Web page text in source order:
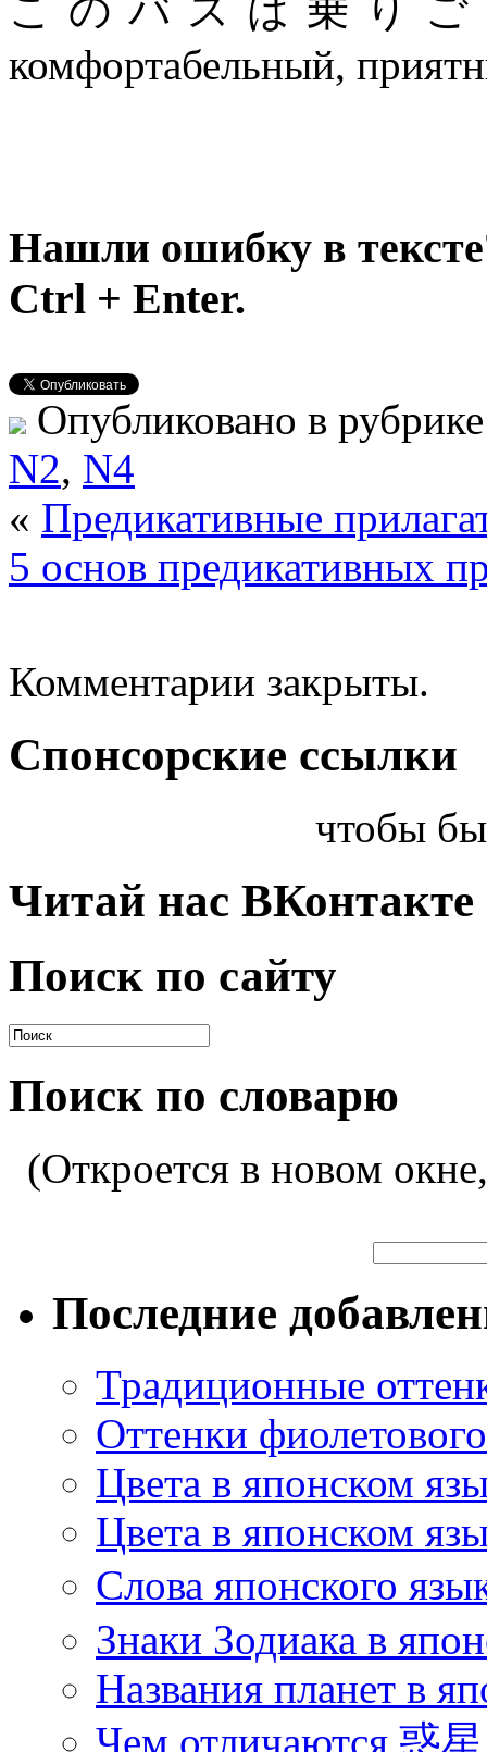
このバスは乗りご
комфортабельный,
Нашли ошибку в
Ctrl + Enter.
Опубликовано в
N2, N4
« Предикативные
5 основ предикативных
Комментарии закрыты.
Спонсорские ссылки
чтобы
Читай нас ВКонтакте
Поиск по сайту
Поиск по словарю
(Откроется в новом
Последние
Традиционные
Оттенки
Цвета в японском
Цвета в японском
Слова японского
Знаки Зодиака в
Названия планет в
Чем отличаются 惑